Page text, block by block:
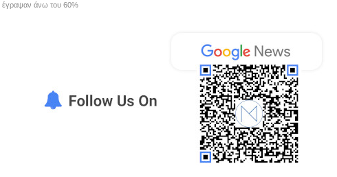
έγραψαν άνω του 60%